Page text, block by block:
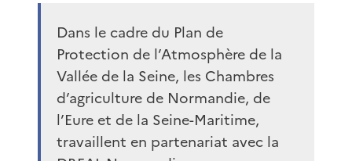
Dans le cadre du Plan de
Protection de l’Atmosphère de la
Vallée de la Seine, les Chambres
d’agriculture de Normandie, de
l’Eure et de la Seine-Maritime,
travaillent en partenariat avec la